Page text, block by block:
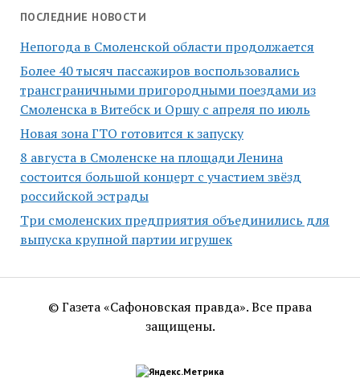
ПОСЛЕДНИЕ НОВОСТИ
Непогода в Смоленской области продолжается
Более 40 тысяч пассажиров воспользовались
трансграничными пригородными поездами из
Смоленска в Витебск и Оршу с апреля по июль
Новая зона ГТО готовится к запуску
8 августа в Смоленске на площади Ленина
состоится большой концерт с участием звёзд
российской эстрады
Три смоленских предприятия объединились для
выпуска крупной партии игрушек
© Газета «Сафоновская правда». Все права
защищены.